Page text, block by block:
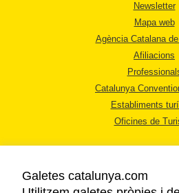
Newsletter
Mapa web
Agència Catalana
Afiliacions
Catalunya
Establiments
Oficines de
Galetes catalunya.com